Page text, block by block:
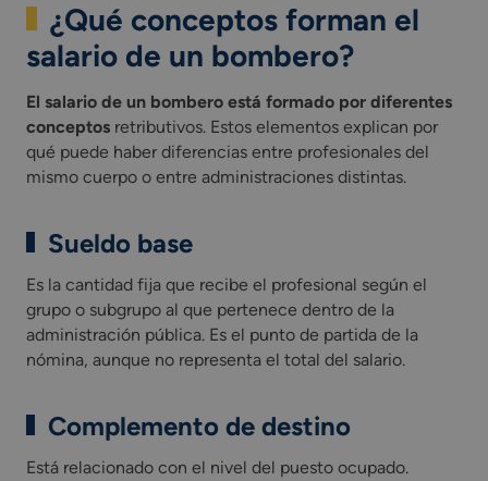
¿Qué conceptos forman el
salario de un bombero?
El salario de un bombero está formado por diferentes
conceptos retributivos. Estos elementos explican por
qué puede haber diferencias entre profesionales del
mismo cuerpo o entre administraciones distintas.
Sueldo base
Es la cantidad fija que recibe el profesional según el
grupo o subgrupo al que pertenece dentro de la
administración pública. Es el punto de partida de la
nómina, aunque no representa el total del salario.
Complemento de destino
Está relacionado con el nivel del puesto ocupado.